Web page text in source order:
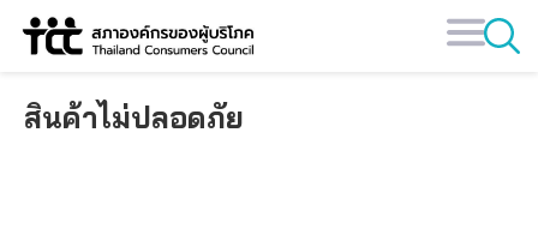
Skip
สินค้าไม่ปลอดภัย